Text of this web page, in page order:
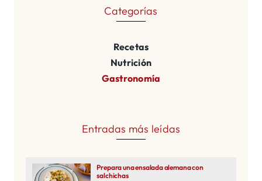
Categorías
Recetas
Nutrición
Gastronomía
Entradas más leídas
Prepara una ensalada alemana con
salchichas